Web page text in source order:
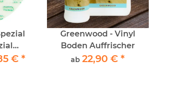
€ *
Greenwood - Vinyl
Boden Auffrischer
ab22,90 €*